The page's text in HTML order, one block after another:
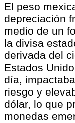
El peso
depreciación
medio de un
la divisa
derivada del
Estados
día,
riesgo y
dólar, lo que
monedas